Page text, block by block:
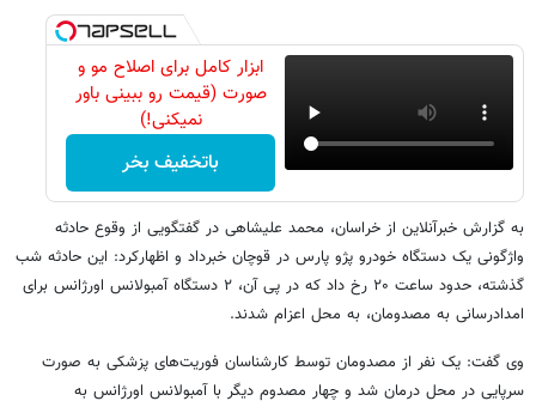
ابزار کامل برای اصلاح مو و
صورت (قیمت رو ببینی باور
نمیکنی!)
باتخفیف بخر
به گزارش خبرآنلاین از خراسان، محمد علیشاهی در گفتگویی از وقوع حادثه
واژگونی یک دستگاه خودرو پژو پارس در قوچان خبرداد و اظهارکرد: این حادثه شب
گذشته، حدود ساعت ۲۰ رخ داد که در پی آن، ۲ دستگاه آمبولانس اورژانس برای
امدادرسانی به مصدومان، به محل اعزام شدند.
وی گفت: یک نفر از مصدومان توسط کارشناسان فوریت‌های پزشکی به صورت
سرپایی در محل درمان شد و چهار مصدوم دیگر با آمبولانس اورژانس به